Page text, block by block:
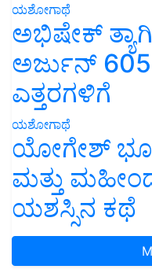
ಯಶೋಗಾಥೆ
ಅಭಿಷೇಕ್
ಅರ್ಜುನ್
ಎತ್ತರಗಳಿಗೆ
ಯಶೋಗಾಥೆ
ಯೋಗೇಶ್
ಮತ್ತು
ಯಶಸ್ಸಿನ ಕಥೆ